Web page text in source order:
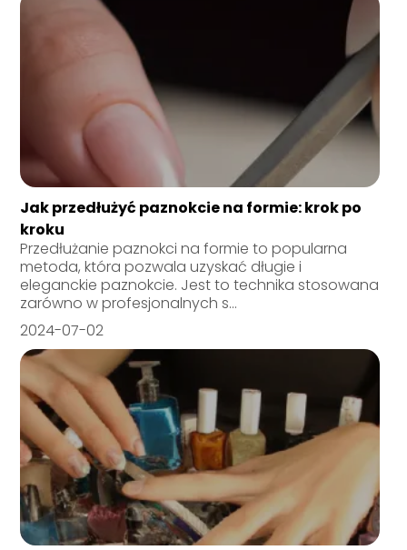
Jak przedłużyć paznokcie na formie: krok po
kroku
Przedłużanie paznokci na formie to popularna
metoda, która pozwala uzyskać długie i
eleganckie paznokcie. Jest to technika stosowana
zarówno w profesjonalnych s...
2024-07-02